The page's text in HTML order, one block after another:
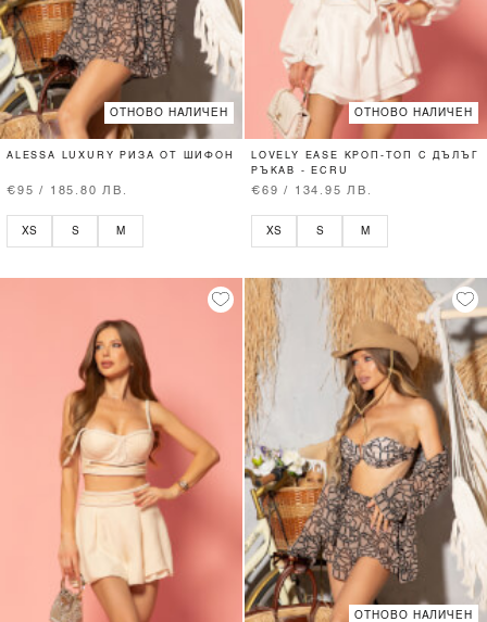
ОТНОВО НАЛИЧЕН
ALESSA LUXURY РИЗА ОТ ШИФОН
€95 / 185.80 ЛВ.
XS S M
ОТНОВО НАЛИЧЕН
LOVELY EASE КРОП-ТОП С ДЪЛЪГ
РЪКАВ - ECRU
€69 / 134.95 ЛВ.
XS S M
ОТНОВО НАЛИЧЕН